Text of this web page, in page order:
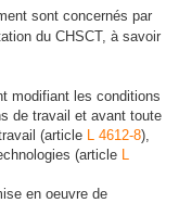
sont concernés par
du CHSCT, à savoir
modifiant les conditions
de travail et avant toute
(article L 4612-8),
(article L
en oeuvre de